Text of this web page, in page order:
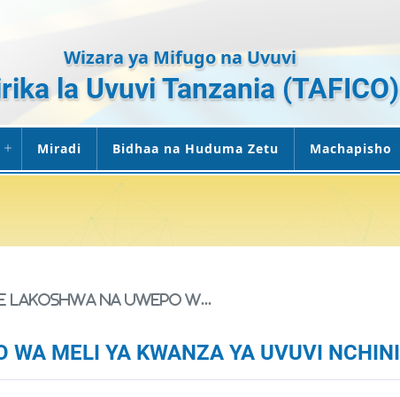
Wizara ya Mifugo na Uvuvi
la Uvuvi Tanzania (TAFICO)
Miradi Bidhaa na Huduma Zetu Machapisho
LAKOSHWA NA UWEPO W...
WA MELI YA KWANZA YA UVUVI NCHINI